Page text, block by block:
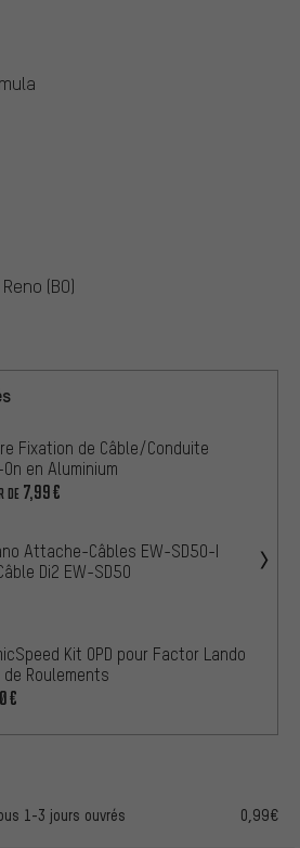
(BO)
Fixation de Câble/Conduite
en Aluminium
DE 7,99€
Attache-Câbles EW-SD50-I
Di2 EW-SD50
Kit OPD pour Factor Lando
de Roulements
1-3 jours ouvrés 0,99€